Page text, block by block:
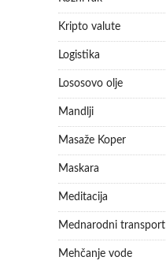
Kripto valute
Logistika
Lososovo olje
Mandlji
Masaže Koper
Maskara
Meditacija
Mednarodni transport
Mehčanje vode